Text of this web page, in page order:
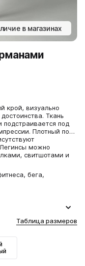
в магазинах
крой, визуально
Ткань
подстраивается под
Плотный пояс
можно
свитшотами и
бега,
Таблица размеров